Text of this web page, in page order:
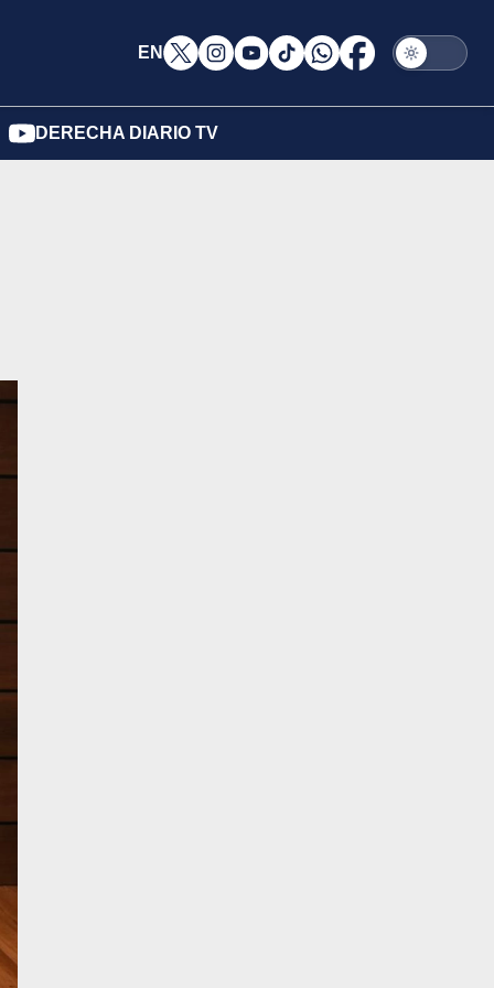
EN
DERECHA DIARIO TV